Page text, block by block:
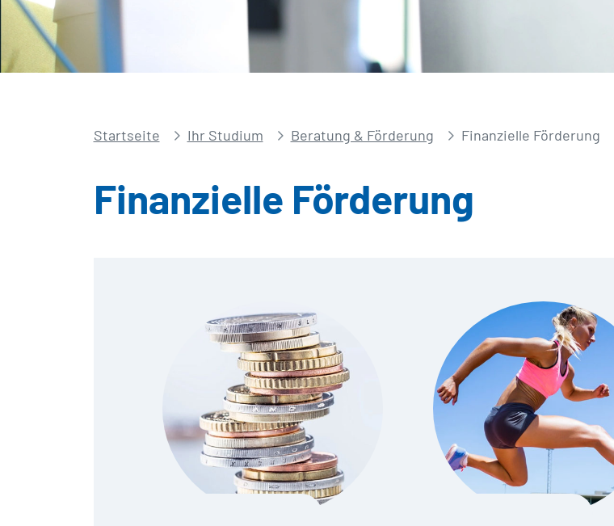
Startseite Ihr Studium Beratung & Förderung Finanzielle Förderung
Finanzielle Förderung